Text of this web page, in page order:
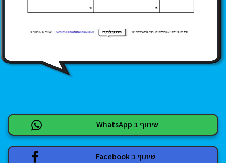
שיתוף ב WhatsApp
שיתוף ב Facebook